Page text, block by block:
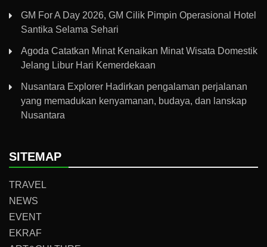
GM For A Day 2026, GM Cilik Pimpin Operasional Hotel
Santika Selama Sehari
Agoda Catatkan Minat Kenaikan Minat Wisata Domestik
Jelang Libur Hari Kemerdekaan
Nusantara Explorer Hadirkan pengalaman perjalanan
yang memadukan kenyamanan, budaya, dan lanskap
Nusantara
SITEMAP
TRAVEL
NEWS
EVENT
EKRAF